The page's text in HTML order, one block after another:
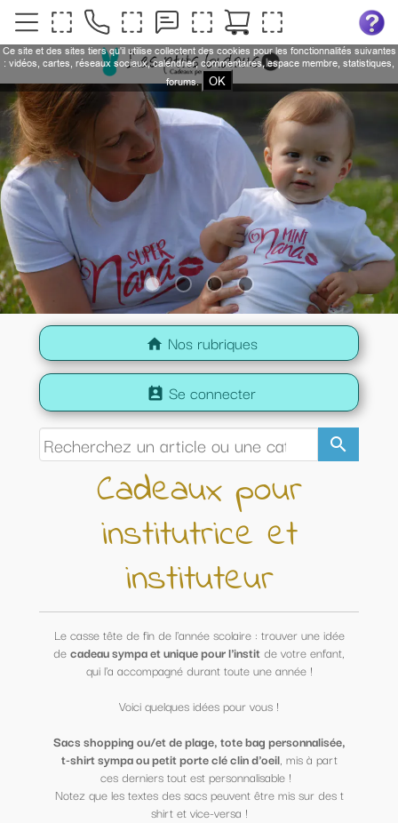
home Nos rubriques
search
perm_contact_calendar Se connecter
Cadeaux pour
institutrice et
instituteur
Le casse tête de fin de l'année scolaire : trouver une idée
decadeau sympa et unique pour l'institde votre enfant,
qui l'a accompagné durant toute une année !
Voici quelques idées pour vous !
Sacs shopping ou/et de plage, tote bag personnalisée,
t-shirt sympa ou petit porte clé clin d'oeil, mis à part
ces derniers tout est personnalisable !
Notez que les textes des sacs peuvent être mis sur des t
shirt et vice-versa !
Ce site et des sites tiers qu'il utilise collectent des cookies pour les fonctionnalités suivantes
: vidéos, cartes, réseaux sociaux, calendrier, commentaires, espace membre, statistiques,
forums.
OK